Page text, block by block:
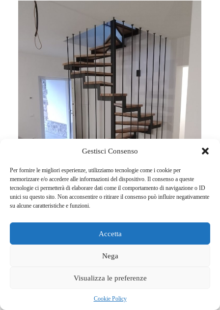
Gestisci Consenso
Per fornire le migliori esperienze, utilizziamo tecnologie come i cookie per
memorizzare e/o accedere alle informazioni del dispositivo. Il consenso a queste
tecnologie ci permetterà di elaborare dati come il comportamento di navigazione o ID
unici su questo sito. Non acconsentire o ritirare il consenso può influire negativamente
su alcune caratteristiche e funzioni.
Accetta
Nega
Visualizza le preferenze
Cookie Policy
battuto anche su disegno del cliente.